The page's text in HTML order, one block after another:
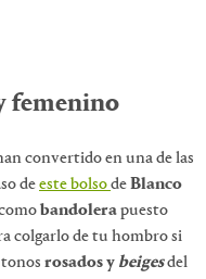
femenino
convertido en una de las
deeste bolsodeBlanco
bandolerapuesto
colgarlo de tu hombro si
rosados y beigesdel